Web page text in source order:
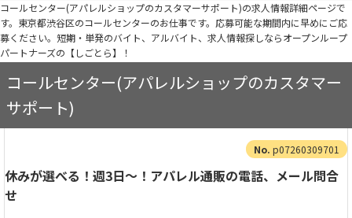
コールセンター(アパレルショップのカスタマーサポート)の求人情報詳細ページで
す。東京都渋谷区のコールセンターのお仕事です。応募可能な期間内に早めにご応
募ください。短期・単発のバイト、アルバイト、求人情報探しならオープンループ
パートナーズの【しごとら】！
コールセンター(アパレルショップのカスタマー
サポート)
p07260309701
休みが選べる！週3日～！アパレル通販の電話、メール問合
せ